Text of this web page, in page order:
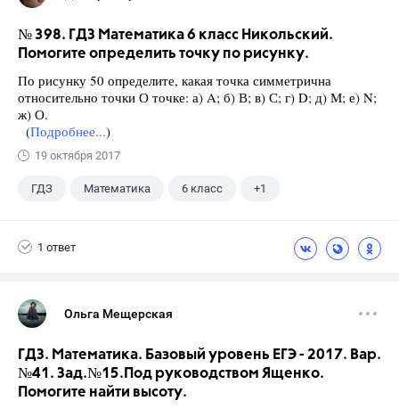
№ 398. ГДЗ Математика 6 класс Никольский.
Помогите определить точку по рисунку.
По рисунку 50 определите, какая точка симметрична
относительно точки О точке: а) A; б) В; в) С; г) D; д) М; е) N;
ж) О.
(Подробнее...)
19 октября 2017
ГДЗ Математика 6 класс +1
1 ответ
Ольга Мещерская
ГДЗ. Математика. Базовый уровень ЕГЭ - 2017. Вар.
№41. Зад.№15.Под руководством Ященко.
Помогите найти высоту.